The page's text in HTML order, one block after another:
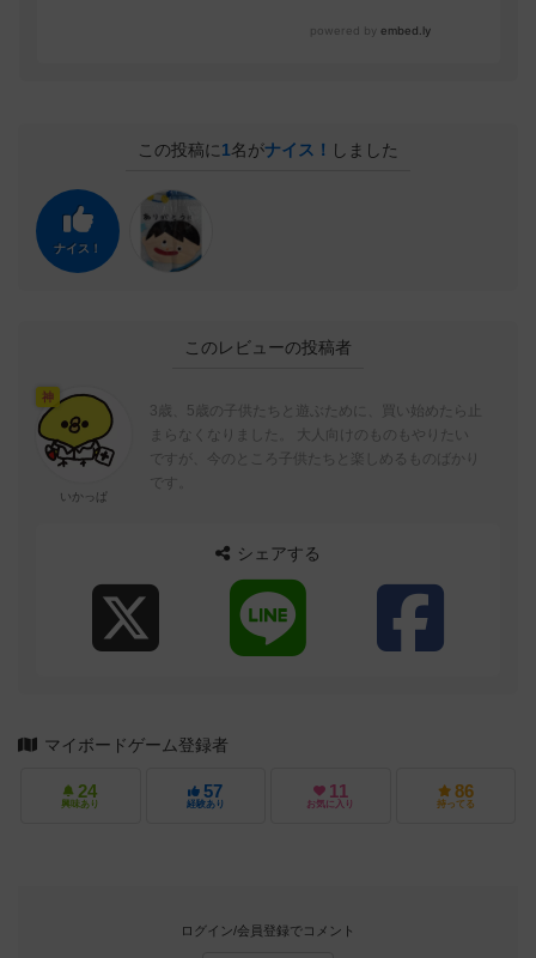
この投稿に1名がナイス！ しました
ナイス！
このレビューの投稿者
神
いかっぱ
3歳、5歳の子供たちと遊ぶために、買い始めたら止
まらなくなりました。 大人向けのものもやりたい
ですが、今のところ子供たちと楽しめるものばかり
です。
シェアする
マイボードゲーム登録者
24
興味あり
57
経験あり
11
お気に入り
86
持ってる
ログイン/会員登録でコメント